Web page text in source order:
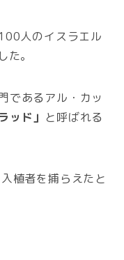
人のイスラエル
。
であるアル・カッ
ッド」 と呼ばれる
植者を捕らえたと